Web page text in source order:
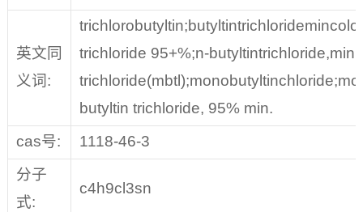
英文同
义词:
trichloride 95+%;n-
butyltin trichloride, 95% min.
cas号:
1118-46-3
分子
式:
c4h9cl3sn